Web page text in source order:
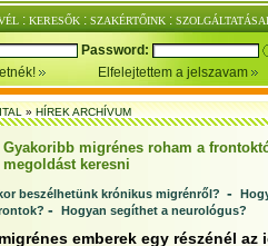
: KERESŐK : SZAKÉRTŐINK :
Password:
Elfelejtettem a jelszavam
»HÍREK ARCHÍVUM
Gyakoribb migrénes roham a
megoldást keresni
beszélhetünk krónikus migrénről? -
- Hogyan segíthet a neurológus?
emberek egy részénél